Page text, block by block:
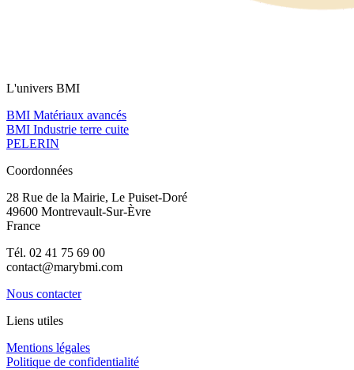
L'univers BMI
BMI Matériaux avancés
BMI Industrie terre cuite
PELERIN
Coordonnées
28 Rue de la Mairie, Le Puiset-Doré
49600 Montrevault-Sur-Èvre
France
Tél. 02 41 75 69 00
contact@marybmi.com
Nous contacter
Liens utiles
Mentions légales
Politique de confidentialité